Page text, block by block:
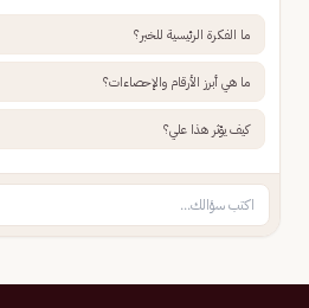
ما الفكرة الرئيسية للخبر؟
ما هي أبرز الأرقام والإحصاءات؟
كيف يؤثر هذا علي؟